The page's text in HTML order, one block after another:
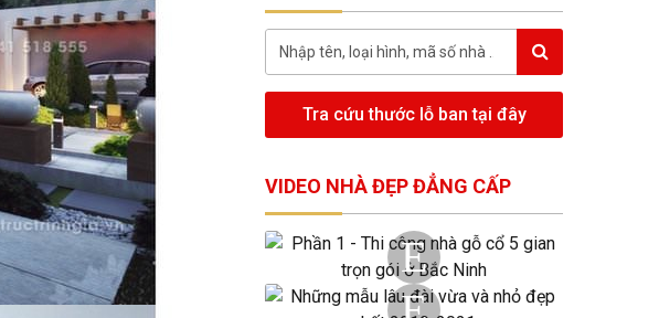
Tra cứu thước lỗ ban tại đây
VIDEO NHÀ ĐẸP ĐẲNG CẤP